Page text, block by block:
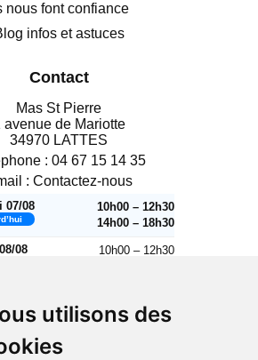
utilisons des
nous font confiance
infos et astuces
Contact
Mas St Pierre
avenue de Mariotte
34970 LATTES
: 04 67 15 14 35
: Contactez-nous
07/08
10h00 – 12h30
14h00 – 18h30
08
10h00 – 12h30
08 14h00 – 18h30
08